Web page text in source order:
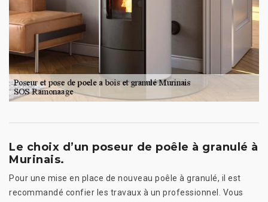
Le choix d’un poseur de poêle à granulé à
Murinais.
Pour une mise en place de nouveau poêle à granulé, il est
recommandé confier les travaux à un professionnel. Vous